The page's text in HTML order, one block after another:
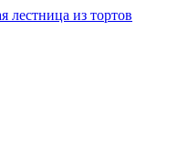
лестница из тортов